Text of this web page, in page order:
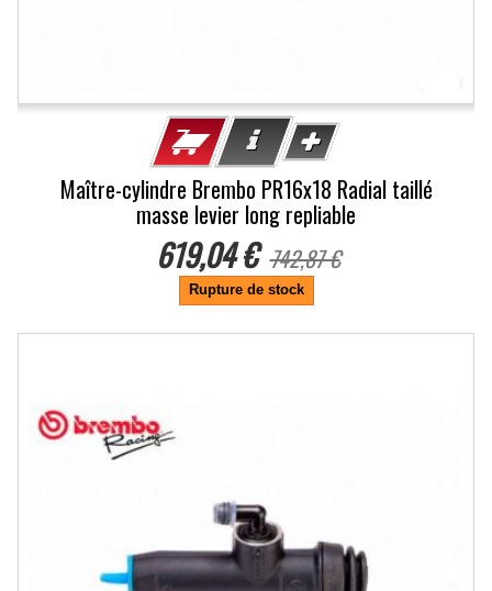
Maître-cylindre Brembo PR16x18 Radial taillé
masse levier long repliable
619,04 € 742,87 €
Rupture de stock